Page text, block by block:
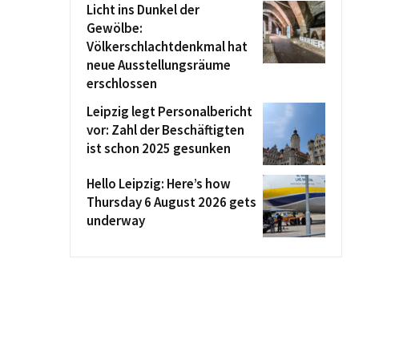
Licht ins Dunkel der
Gewölbe:
Völkerschlachtdenkmal hat
neue Ausstellungsräume
erschlossen
Leipzig legt Personalbericht
vor: Zahl der Beschäftigten
ist schon 2025 gesunken
Hello Leipzig: Here’s how
Thursday 6 August 2026 gets
underway